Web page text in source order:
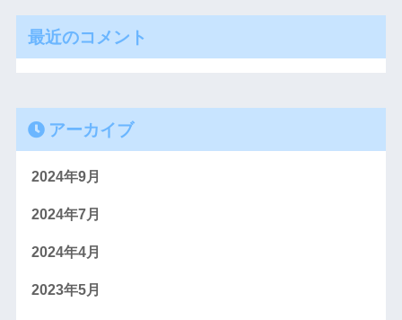
最近のコメント
アーカイブ
2024年9月
2024年7月
2024年4月
2023年5月